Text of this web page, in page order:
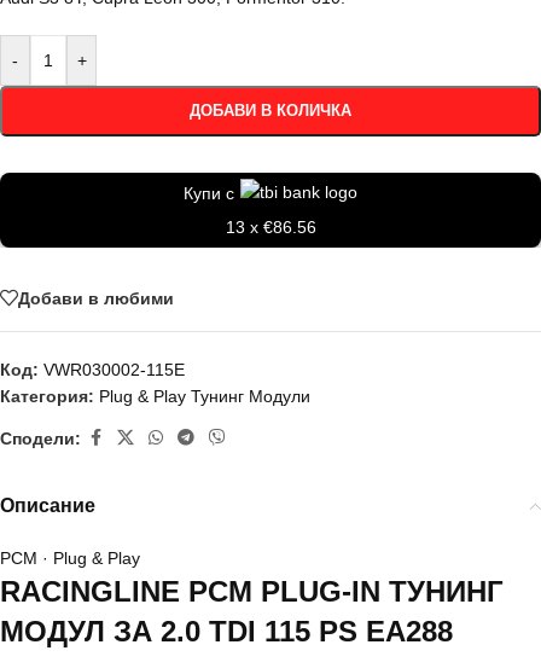
- +
ДОБАВИ В КОЛИЧКА
Купи с
13 x €86.56
Добави в любими
Код: VWR030002-115E
Категория: Plug & Play Тунинг Модули
Сподели:
Описание
PCM · Plug & Play
RACINGLINE PCM PLUG-IN ТУНИНГ
МОДУЛ ЗА 2.0 TDI 115 PS EA288